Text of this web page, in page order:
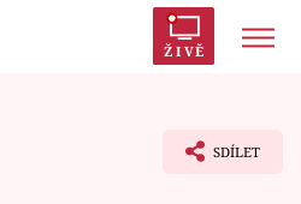
ŽIVĚ
SDÍLET